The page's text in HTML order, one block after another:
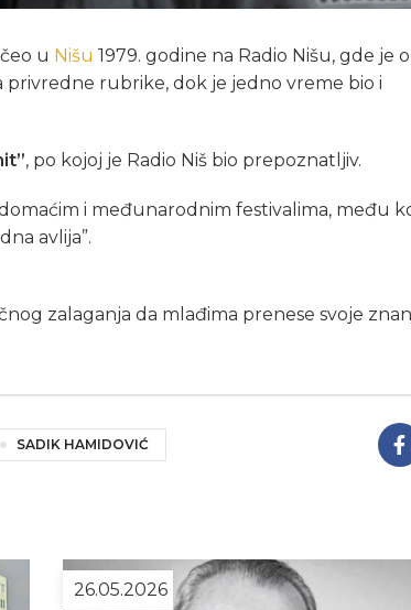
u Nišu 1979. godine na Radio Nišu, gde je
privredne rubrike, dok je jedno vreme bio i
, po kojoj je Radio Niš bio prepoznatljiv.
i međunarodnim festivalima, među
avlija”.
zalaganja da mlađima prenese svoje
SADIK HAMIDOVIĆ
26.05.2026